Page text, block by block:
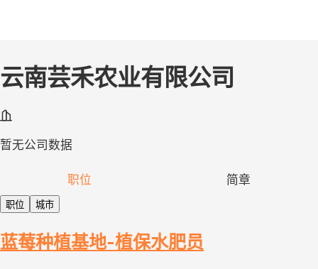
云南芸禾农业有限公司
暂无公司数据
职位 简章
职位 城市
蓝莓种植基地-植保水肥员